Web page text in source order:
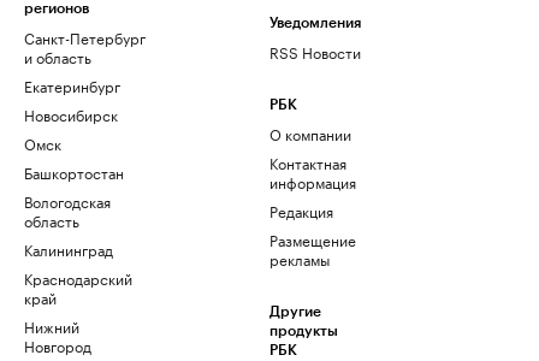
регионов
Санкт-Петербург
и область
Екатеринбург
Новосибирск
Омск
Башкортостан
Вологодская
область
Калининград
Краснодарский
край
Нижний
Новгород
Уведомления
RSS Новости
РБК
О компании
Контактная
информация
Редакция
Размещение
рекламы
Другие
продукты
РБК